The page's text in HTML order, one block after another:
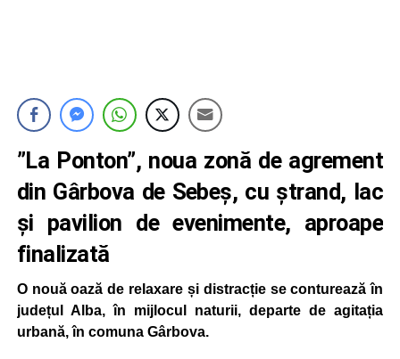
”La Ponton”, noua zonă de agrement
din Gârbova de Sebeș, cu ștrand, lac
și pavilion de evenimente, aproape
finalizată
O nouă oază de relaxare și distracție se conturează în
județul Alba, în mijlocul naturii, departe de agitația
urbană, în comuna Gârbova.